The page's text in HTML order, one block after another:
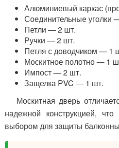
Алюминиевый каркас
Соединительные уголки
Петли — 2 шт.
Ручки — 2 шт.
Петля с доводчиком — 1
Москитное полотно — 1
Импост — 2 шт.
Защелка PVC — 1 шт.
Москитная дверь
надежной конструкцией,
выбором для защиты